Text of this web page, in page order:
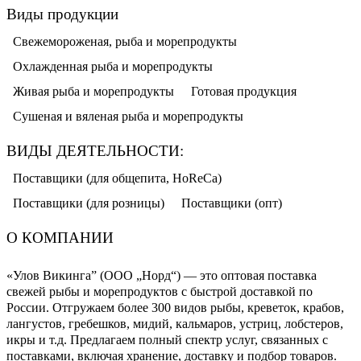
Виды продукции
Свежемороженая, рыба и морепродукты
Охлажденная рыба и морепродукты
Живая рыба и морепродукты
Готовая продукция
Сушеная и вяленая рыба и морепродукты
ВИДЫ ДЕЯТЕЛЬНОСТИ:
Поставщики (для общепита, HoReCa)
Поставщики (для розницы)
Поставщики (опт)
О КОМПАНИИ
«Улов Викинга” (ООО „Норд“) — это оптовая поставка
свежей рыбы и морепродуктов с быстрой доставкой по
России. Отгружаем более 300 видов рыбы, креветок, крабов,
лангустов, гребешков, мидий, кальмаров, устриц, лобстеров,
икры и т.д. Предлагаем полный спектр услуг, связанных с
поставками, включая хранение, доставку и подбор товаров.